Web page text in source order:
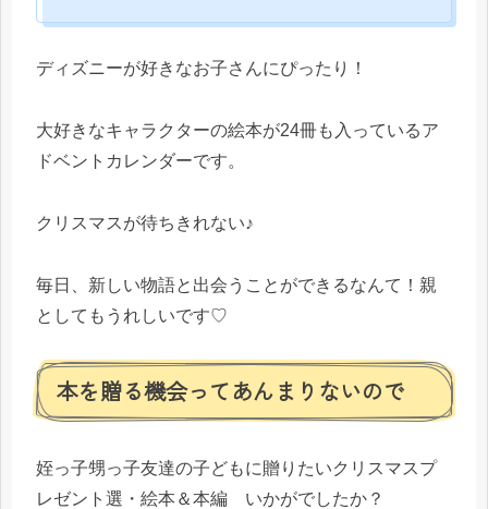
ディズニーが好きなお子さんにぴったり！
大好きなキャラクターの絵本が24冊も入っているア
ドベントカレンダーです。
クリスマスが待ちきれない♪
毎日、新しい物語と出会うことができるなんて！親
としてもうれしいです♡
本を贈る機会ってあんまりないので
姪っ子甥っ子友達の子どもに贈りたいクリスマスプ
レゼント選・絵本＆本編 いかがでしたか？